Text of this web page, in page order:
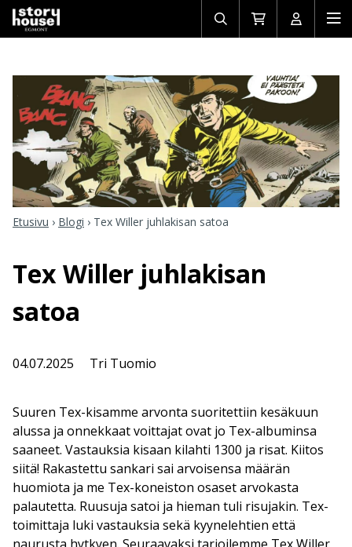
Avaa/sulje
haku
Siirry
ostoskoriin
Avaa/
Etusivu › Blogi › Tex Willer juhlakisan satoa
Tex Willer juhlakisan
satoa
04.07.2025 Tri Tuomio
Suuren Tex-kisamme arvonta suoritettiin kesäkuun
alussa ja onnekkaat voittajat ovat jo Tex-albuminsa
saaneet. Vastauksia kisaan kilahti 1300 ja risat. Kiitos
siitä! Rakastettu sankari sai arvoisensa määrän
huomiota ja me Tex-koneiston osaset arvokasta
palautetta. Ruusuja satoi ja hieman tuli risujakin. Tex-
toimittaja luki vastauksia sekä kyynelehtien että